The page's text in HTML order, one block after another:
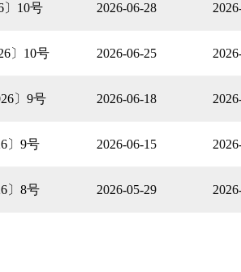
〕10号 2026-06-28
〕10号 2026-06-25
〕9号 2026-06-18
〕9号 2026-06-15
〕8号 2026-05-29